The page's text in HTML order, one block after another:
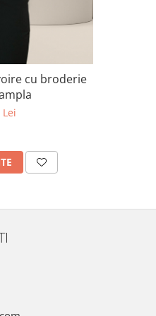
cu broderie